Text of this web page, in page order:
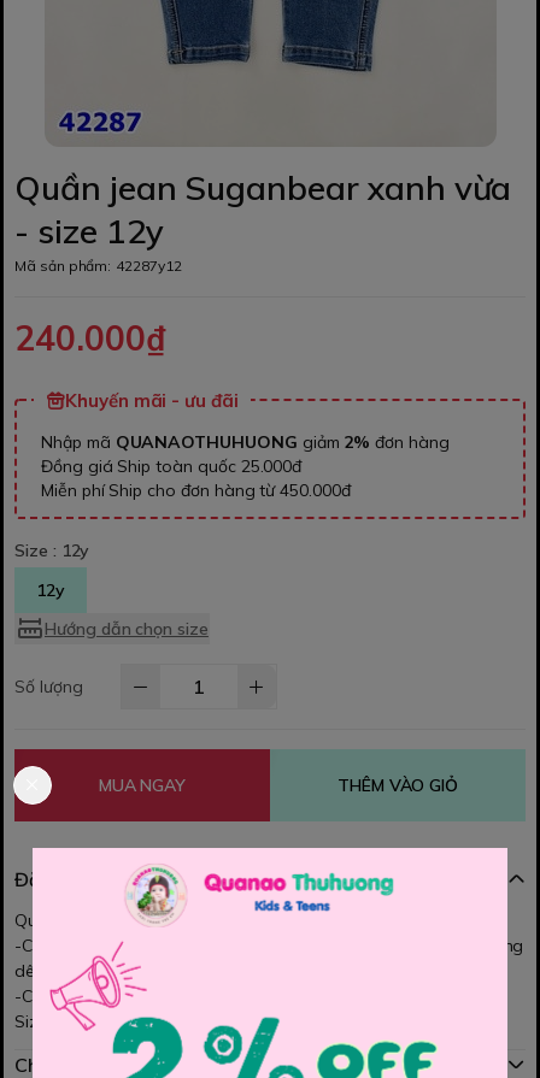
Quần jean Suganbear xanh vừa
- size 12y
Mã sản phẩm: 42287y12
240.000₫
Khuyến mãi - ưu đãi
Nhập mã QUANAOTHUHUONG giảm 2% đơn hàng
Đồng giá Ship toàn quốc 25.000đ
Miễn phí Ship cho đơn hàng từ 450.000đ
Size : 12y
12y
Hướng dẫn chọn size
Số lượng
MUA NGAY THÊM VÀO GIỎ
Đặc điểm nổi bật
Quần jean Suganbear cho bé trai.
-Chất Jean mềm mịn, xịn xò, co giãn. Quần lưng tăng đơ bên trong
dê mặc.
-Có 3 màu basic đơn giản dễ phối với nhiều áo kiểu.
Size: 0, 2y, 4y, 6y, 8y, 10y, 12
Chính sách mua hàng